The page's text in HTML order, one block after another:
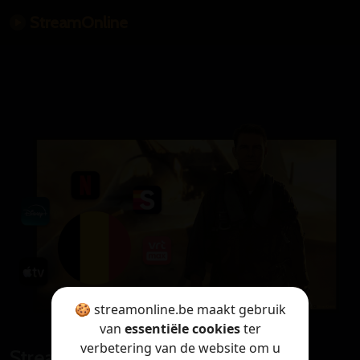
🍪 streamonline.be maakt gebruik
van essentiële cookiester
verbetering van de website om u